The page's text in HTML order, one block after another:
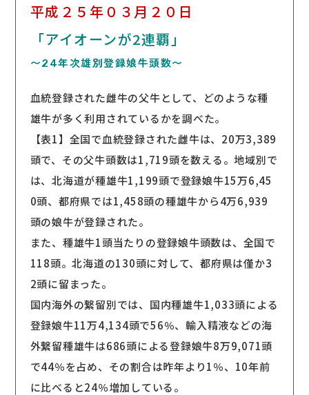
平成２５年０３月２０日
「アイオーンが2連覇」
〜24年次雄別登録娘牛頭数〜
血統登録された雌牛の父牛として、どのような種
雄牛が多く利用されているかを調べた。
【表1】全国で血統登録された雌牛は、20万3,389
頭で、その父牛頭数は1,719頭を数える。地域別で
は、北海道が種雄牛1,199頭で登録娘牛15万6,45
0頭、都府県では1,458頭の種雄牛から4万6,939
頭の娘牛が登録された。
また、種雄牛1頭当たりの登録娘牛頭数は、全国で
118頭。北海道の130頭に対して、都府県は僅か3
2頭に留まった。
国内海外の繋留別では、国内種雄牛1,033頭による
登録娘牛11万4,134頭で56％、輸入精液などの海
外繋留種雄牛は686頭による登録娘牛8万9,071頭
で44％を占め、その割合は昨年より1％、10年前
に比べると24％増加している。